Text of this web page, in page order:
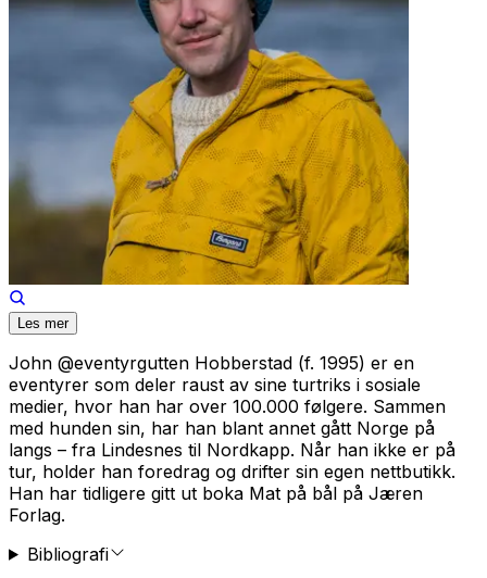
Les mer
John @eventyrgutten Hobberstad (f. 1995) er en
eventyrer som deler raust av sine turtriks i sosiale
medier, hvor han har over 100.000 følgere. Sammen
med hunden sin, har han blant annet gått Norge på
langs – fra Lindesnes til Nordkapp. Når han ikke er på
tur, holder han foredrag og drifter sin egen nettbutikk.
Han har tidligere gitt ut boka Mat på bål på Jæren
Forlag.
Bibliografi